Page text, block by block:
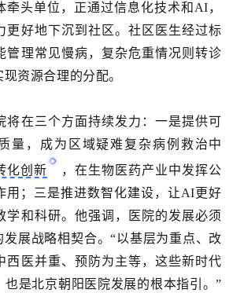
牵头单位，正通过信息化技术和 AI，
更好地下沉到社区。社区医生经过标
管理常见慢病，复杂危重情况则转诊
资源合理的分配。
将在三个方面持续发力：一是提供可
量，成为区域疑难复杂病例救治中
化创新
，在生物医药产业中发挥公
用；三是推进数智化建设，让AI更好
学和科研。他强调，医院的发展必须
发展战略相契合。“以基层为重点、改
西医并重、预防为主等，这些新时代
也是北京朝阳医院发展的根本指引。”